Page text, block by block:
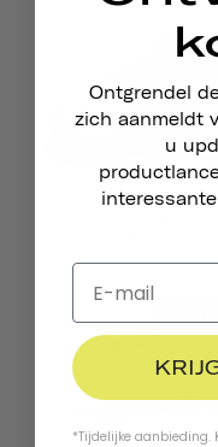
Ontgrendel
zich aanmeldt
u
*Tijdelijke